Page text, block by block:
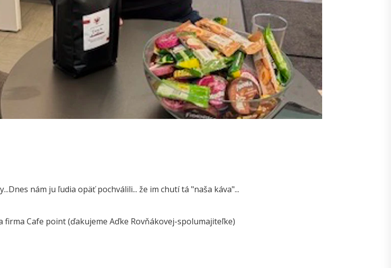
nám ju ľudia opäť pochválili... že im chutí tá "naša káva"...
firma Cafe point (ďakujeme Aďke Rovňákovej-spolumajiteľke)